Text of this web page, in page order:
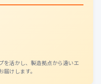
を活かし、製造拠点から遠いエ
けします。